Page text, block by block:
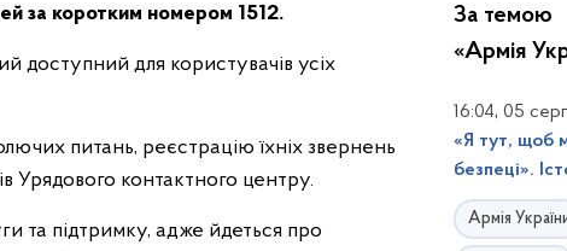
за коротким номером 1512.
доступний для користувачів усіх
питань, реєстрацію їхніх звернень
Урядового контактного центру.
та підтримку, адже йдеться про
За темою
«Армія
16:04, 05
«Я тут, щоб
безпеці».
Армія